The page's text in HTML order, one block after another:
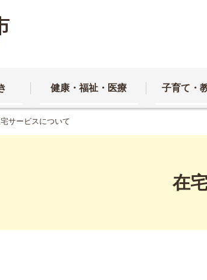
健康・福祉・医療 子育て・
サービスについて
在